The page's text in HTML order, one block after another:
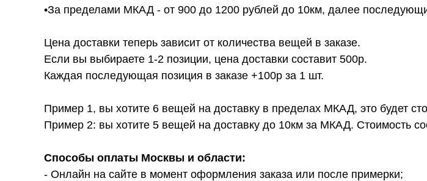
•За пределами МКАД - от 900 до 1200 рублей до 10км, далее
Цена доставки теперь зависит от количества вещей в заказе.
Если вы выбираете 1-2 позиции, цена доставки составит 500р.
Каждая последующая позиция в заказе +100р за 1 шт.
Пример 1, вы хотите 6 вещей на доставку в пределах МКАД, это будет
Пример 2: вы хотите 5 вещей на доставку до 10км за МКАД. Стоимость
Способы оплаты Москвы и области:
- Онлайн на сайте в момент оформления заказа или после примерки;